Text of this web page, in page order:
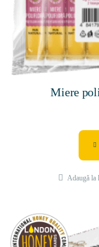
Miere
Adaugă la